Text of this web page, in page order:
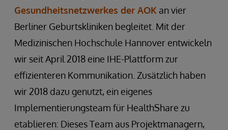
Gesundheitsnetzwerkes der AOK an vier
Berliner Geburtskliniken begleitet. Mit der
Medizinischen Hochschule Hannover entwickeln
wir seit April 2018 eine IHE-Plattform zur
effizienteren Kommunikation. Zusätzlich haben
wir 2018 dazu genutzt, ein eigenes
Implementierungsteam für HealthShare zu
etablieren: Dieses Team aus Projektmanagern,